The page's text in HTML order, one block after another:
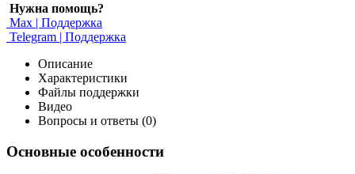
Нужна помощь?
Max | Поддержка
Telegram | Поддержка
Описание
Характеристики
Файлы поддержки
Видео
Вопросы и ответы (0)
Основные особенности